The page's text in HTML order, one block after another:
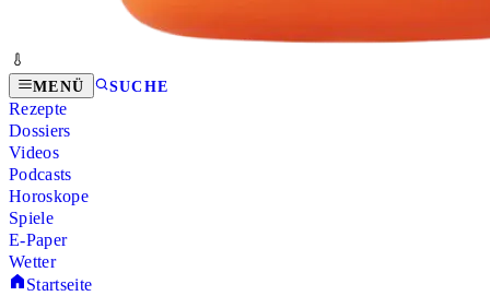
MENÜ SUCHE
Rezepte
Dossiers
Videos
Podcasts
Horoskope
Spiele
E-Paper
Wetter
Startseite